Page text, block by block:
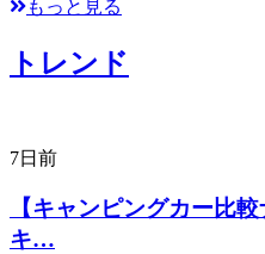
もっと見る
トレンド
7日前
【キャンピングカー比
キ…